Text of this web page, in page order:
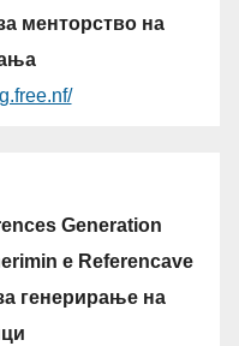
менторство на
Generation
e Referencave
генерирање на